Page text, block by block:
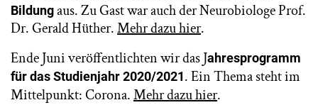
Bildungaus. Zu Gast war auch der Neurobiologe Prof.
Dr. Gerald Hüther.Mehr dazu hier.
Ende Juni veröffentlichten wir das Jahresprogramm
für das Studienjahr 2020/2021. Ein Thema steht im
Mittelpunkt: Corona.Mehr dazu hier.